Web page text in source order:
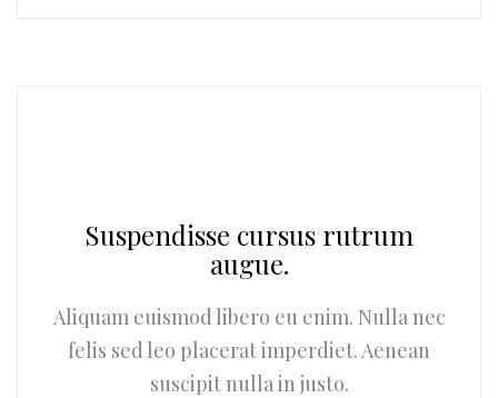
Suspendisse cursus rutrum
augue.
Aliquam euismod libero eu enim. Nulla nec
felis sed leo placerat imperdiet. Aenean
suscipit nulla in justo.